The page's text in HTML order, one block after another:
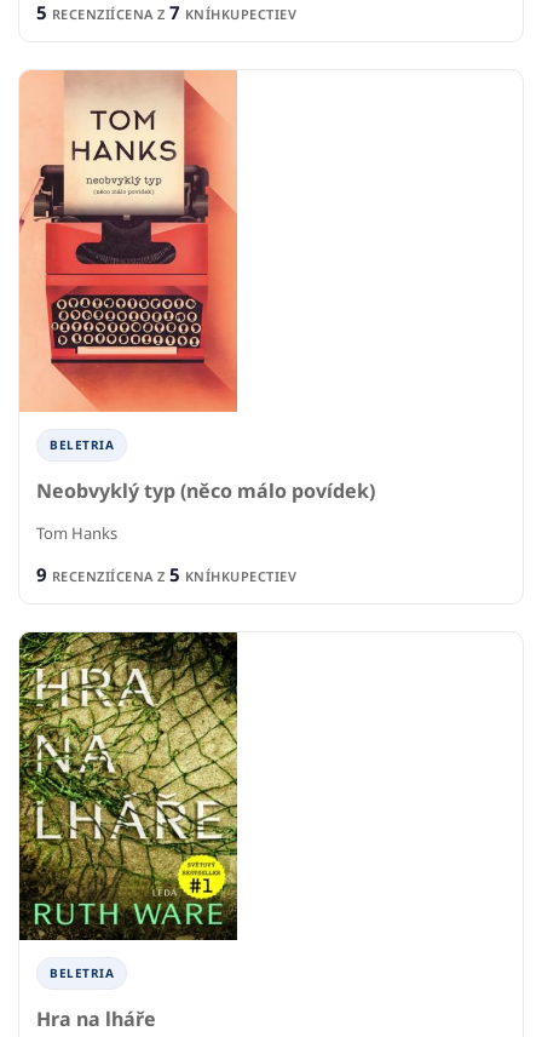
5 RECENZIÍCENA Z 7 KNÍHKUPECTIEV
BELETRIA
Neobvyklý typ (něco málo povídek)
Tom Hanks
9 RECENZIÍCENA Z 5 KNÍHKUPECTIEV
BELETRIA
Hra na lháře